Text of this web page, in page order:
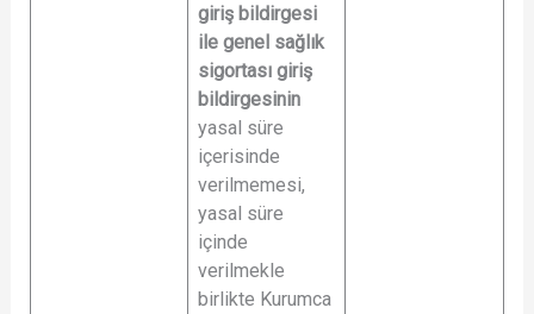
giriş bildirgesi
ile genel sağlık
sigortası giriş
bildirgesinin
yasal süre
içerisinde
verilmemesi,
yasal süre
içinde
verilmekle
birlikte Kurumca